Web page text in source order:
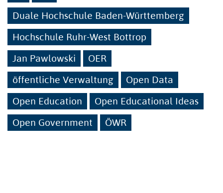
Duale Hochschule Baden-Württemberg
Hochschule Ruhr-West Bottrop
Jan Pawlowski
OER
öffentliche Verwaltung
Open Data
Open Education
Open Educational Ideas
Open Government
ÖWR